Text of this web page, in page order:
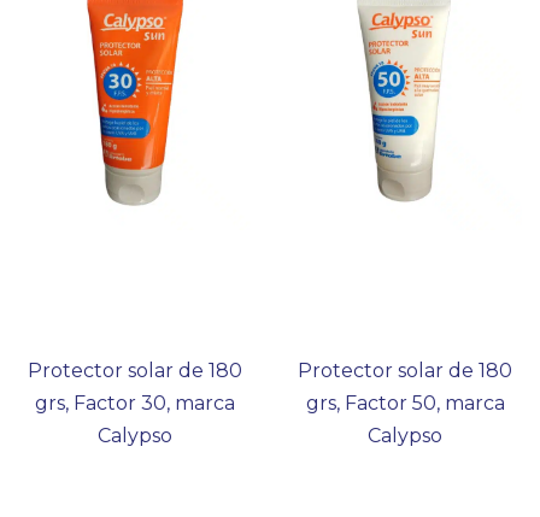
Protector solar de 180
grs, Factor 30, marca
Calypso
Protector solar de 180
grs, Factor 50, marca
Calypso